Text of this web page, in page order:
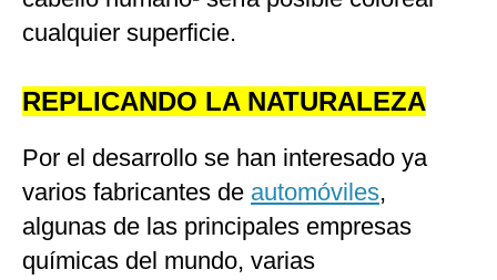
cualquier superficie.
REPLICANDO LA NATURALEZA
Por el desarrollo se han interesado ya
varios fabricantes de automóviles,
algunas de las principales empresas
químicas del mundo, varias